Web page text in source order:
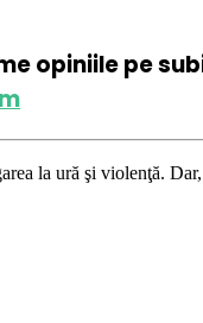
opiniile pe
violenţă. Dar, după